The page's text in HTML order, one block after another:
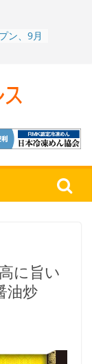
ン、9月
りごは
いと
夏に限
中
日清の
に旨い
油炒